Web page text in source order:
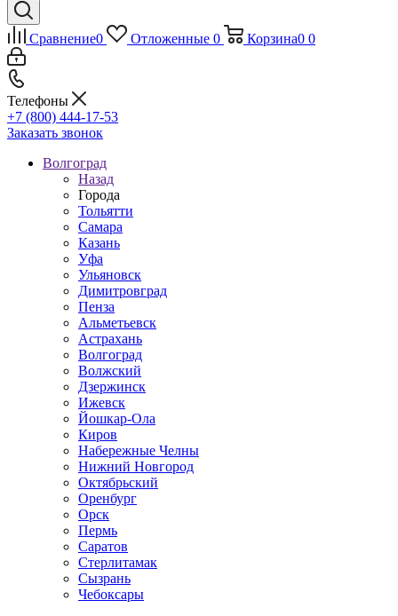
Сравнение0 Отложенные 0 Корзина0 0
Телефоны
+7 (800) 444-17-53
Заказать звонок
Волгоград
Назад
Города
Тольятти
Самара
Казань
Уфа
Ульяновск
Димитровград
Пенза
Альметьевск
Астрахань
Волгоград
Волжский
Дзержинск
Ижевск
Йошкар-Ола
Киров
Набережные Челны
Нижний Новгород
Октябрьский
Оренбург
Орск
Пермь
Саратов
Стерлитамак
Сызрань
Чебоксары